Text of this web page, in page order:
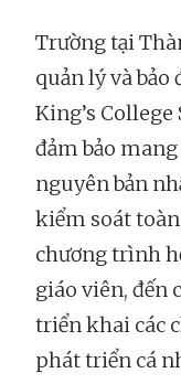
Trường tại
quản lý và
King’s
đảm bảo
nguyên bản
kiểm soát
chương trình
giáo viên, đến
triển khai các
phát triển cá